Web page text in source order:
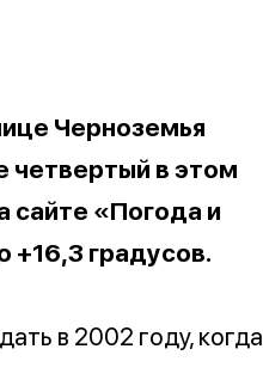
Черноземья
четвертый в этом
сайте «Погода и
+16,3 градусов.
в 2002 году, когда